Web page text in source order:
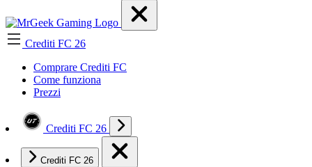
Crediti FC 26
Comprare Crediti FC
Come funziona
Prezzi
Crediti FC 26
Crediti FC 26